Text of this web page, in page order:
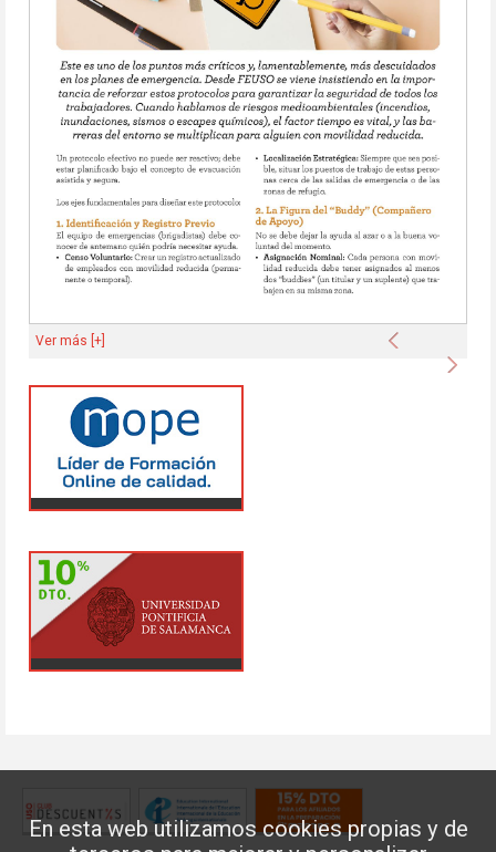
En esta web utilizamos cookies propias y de
Anterior
Ver más [+]